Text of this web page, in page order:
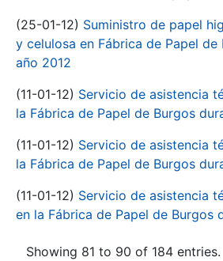
(25-01-12) Suministro de papel
y celulosa en Fábrica de Papel de
año 2012
(11-01-12) Servicio de asistencia
la Fábrica de Papel de Burgos
(11-01-12) Servicio de asistencia
la Fábrica de Papel de Burgos
(11-01-12) Servicio de asistencia
en la Fábrica de Papel de Burgos
Showing 81 to 90 of 184 entries.